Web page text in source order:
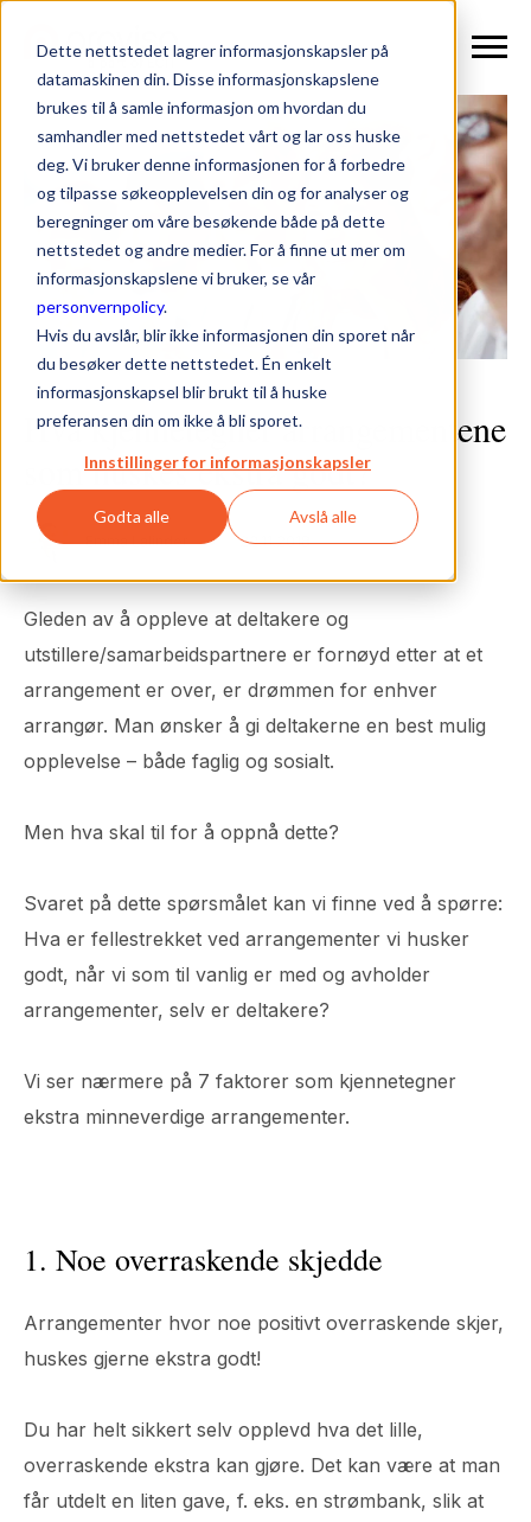
Dette nettstedet lagrer informasjonskapsler på
datamaskinen din. Disse informasjonskapslene
brukes til å samle informasjon om hvordan du
samhandler med nettstedet vårt og lar oss huske
deg. Vi bruker denne informasjonen for å forbedre
og tilpasse søkeopplevelsen din og for analyser og
beregninger om våre besøkende både på dette
nettstedet og andre medier. For å finne ut mer om
informasjonskapslene vi bruker, se vår
personvernpolicy.
Hvis du avslår, blir ikke informasjonen din sporet når
du besøker dette nettstedet. Én enkelt
informasjonskapsel blir brukt til å huske
preferansen din om ikke å bli sporet.
Innstillinger for informasjonskapsler
Godta alle Avslå alle
Hva kjennetegner arrangementene
som huskes ekstra godt?
Emma Lalinder 22.11.2018
Gleden av å oppleve at deltakere og
utstillere/samarbeidspartnere er fornøyd etter at et
arrangement er over, er drømmen for enhver
arrangør. Man ønsker å gi deltakerne en best mulig
opplevelse – både faglig og sosialt.
Men hva skal til for å oppnå dette?
Svaret på dette spørsmålet kan vi finne ved å spørre:
Hva er fellestrekket ved arrangementer vi husker
godt, når vi som til vanlig er med og avholder
arrangementer, selv er deltakere?
Vi ser nærmere på 7 faktorer som kjennetegner
ekstra minneverdige arrangementer.
1. Noe overraskende skjedde
Arrangementer hvor noe positivt overraskende skjer,
huskes gjerne ekstra godt!
Du har helt sikkert selv opplevd hva det lille,
overraskende ekstra kan gjøre. Det kan være at man
får utdelt en liten gave, f. eks. en strømbank, slik at